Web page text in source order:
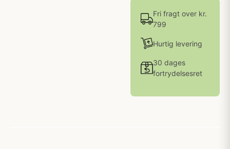
Fri fragt over kr.
799
Hurtig levering
30 dages
fortrydelsesret